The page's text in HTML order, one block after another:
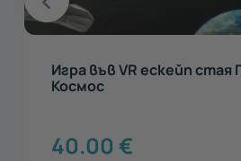
Игра във VR ескейп стая
Космос
40.00 €